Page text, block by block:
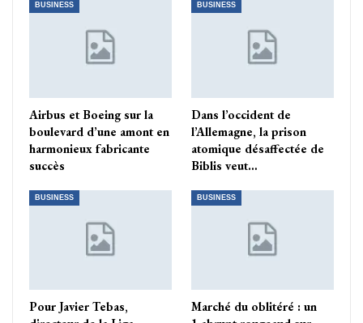
BUSINESS
Airbus et Boeing sur la
boulevard d’une amont en
harmonieux fabricante
succès
BUSINESS
Dans l’occident de
l’Allemagne, la prison
atomique désaffectée de
Biblis veut…
BUSINESS
Pour Javier Tebas,
BUSINESS
Marché du oblitéré : un